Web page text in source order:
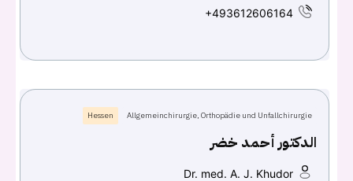
+493612606164
Allgemeinchirurgie, Orthopädie und Unfallchirurgie
Hessen
الدكتور أحمد خضر
Dr. med. A. J. Khudor